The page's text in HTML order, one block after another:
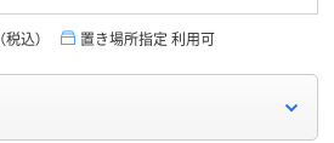
（税込） 置き場所指定 利用可